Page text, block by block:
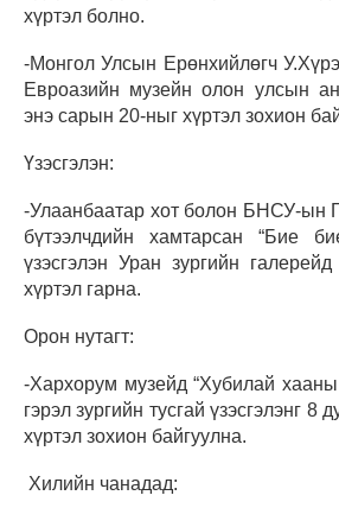
хүртэл болно.
-Монгол Улсын Ерөнхийлөгч
Евроазийн музейн олон улсын
энэ сарын 20-ныг хүртэл зохион
Үзэсгэлэн:
-Улаанбаатар хот болон БНСУ-ын
бүтээлчдийн хамтарсан “Бие
үзэсгэлэн Уран зургийн
хүртэл гарна.
Орон нутагт:
-Хархорум музейд “Хубилай
гэрэл зургийн тусгай үзэсгэлэнг 8
хүртэл зохион байгуулна.
Хилийн чанадад: